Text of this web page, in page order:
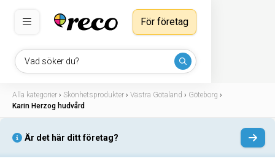
Vad söker du?
För företag
Alla kategorier › Skönhetsprodukter › Västra Götaland › Göteborg ›
Karin Herzog hudvård
Är det här ditt företag?